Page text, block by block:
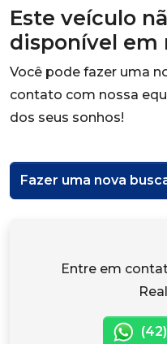
Este veículo
disponível em
Você pode fazer uma
contato com nossa
dos seus sonhos!
Fazer uma nova
Entre em